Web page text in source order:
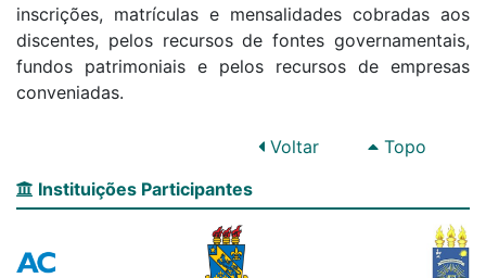
inscrições, matrículas e mensalidades cobradas aos
discentes, pelos recursos de fontes governamentais,
fundos patrimoniais e pelos recursos de empresas
conveniadas.
Voltar
Topo
Instituições Participantes